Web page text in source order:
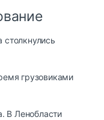
грузовиками
В Ленобласти